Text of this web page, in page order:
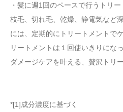
・髪に週1回のペースで行うトリ
枝毛、切れ毛、乾燥、静電気など
には、定期的にトリートメントで
リートメントは１回使いきりにな
ダメージケアを叶える、贅沢トリ
*[1]成分濃度に基づく